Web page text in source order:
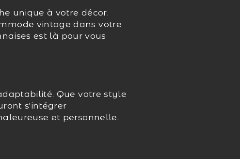
unique à votre décor.
vintage dans votre
est là pour vous
Que votre style
s'intégrer
et personnelle.